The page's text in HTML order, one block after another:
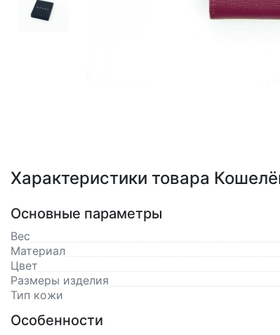
Характеристики товара
Основные параметры
Вес
Материал
Цвет
Размеры изделия
Тип кожи
Особенности